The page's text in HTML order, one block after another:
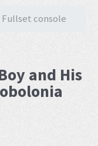
Fullset console
and His